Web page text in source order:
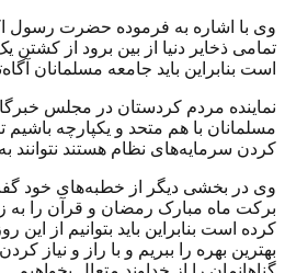
وی با اشاره به فرموده حضرت رسول
تمامی ذخایر دنیا از بین برود از
است بنابراین باید جامعه مسلمانان
نماینده مردم کردستان در مجلس
مسلمانان با هم متحد و یکپارچه باشیم
کردن سرمایه‌های نظام هستند نتوانند
وی در بخشی دیگر از خطبه‌های خود
برکت ماه مبارک رمضان و قرآن را به
کرده است بنابراین باید بتوانیم از
بهترین بهره را ببریم و با راز و